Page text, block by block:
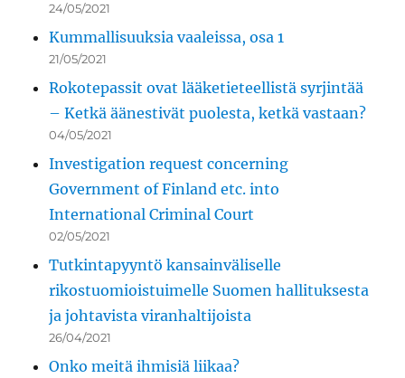
24/05/2021
Kummallisuuksia vaaleissa, osa 1
21/05/2021
Rokotepassit ovat lääketieteellistä syrjintää
– Ketkä äänestivät puolesta, ketkä vastaan?
04/05/2021
Investigation request concerning
Government of Finland etc. into
International Criminal Court
02/05/2021
Tutkintapyyntö kansainväliselle
rikostuomioistuimelle Suomen hallituksesta
ja johtavista viranhaltijoista
26/04/2021
Onko meitä ihmisiä liikaa?